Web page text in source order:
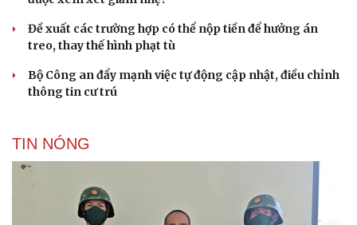
Đề xuất các trường hợp có thể nộp tiền để hưởng án
treo, thay thế hình phạt tù
Bộ Công an đẩy mạnh việc tự động cập nhật, điều chỉnh
thông tin cư trú
TIN NÓNG